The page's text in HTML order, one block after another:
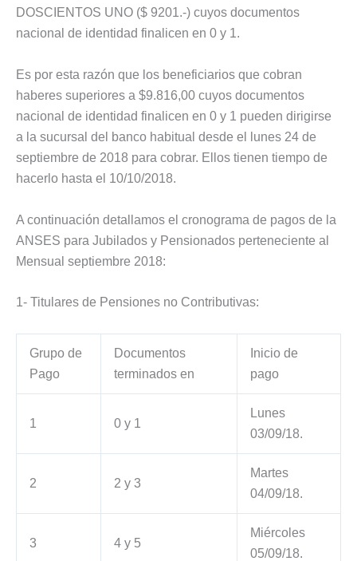
DOSCIENTOS UNO ($ 9201.-) cuyos documentos
nacional de identidad finalicen en 0 y 1.
Es por esta razón que los beneficiarios que cobran
haberes superiores a $9.816,00 cuyos documentos
nacional de identidad finalicen en 0 y 1 pueden dirigirse
a la sucursal del banco habitual desde el lunes 24 de
septiembre de 2018 para cobrar. Ellos tienen tiempo de
hacerlo hasta el 10/10/2018.
A continuación detallamos el cronograma de pagos de la
ANSES para Jubilados y Pensionados perteneciente al
Mensual septiembre 2018:
1- Titulares de Pensiones no Contributivas:
Grupo de
Pago
Documentos
terminados en
Inicio de
pago
1 0 y 1
Lunes
03/09/18.
2 2 y 3
Martes
04/09/18.
3 4 y 5
Miércoles
05/09/18.